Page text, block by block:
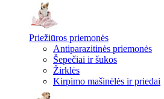
Priežiūros priemonės
Antiparazitinės priemonės
Šepečiai ir šukos
Žirklės
Kirpimo mašinėlės ir priedai